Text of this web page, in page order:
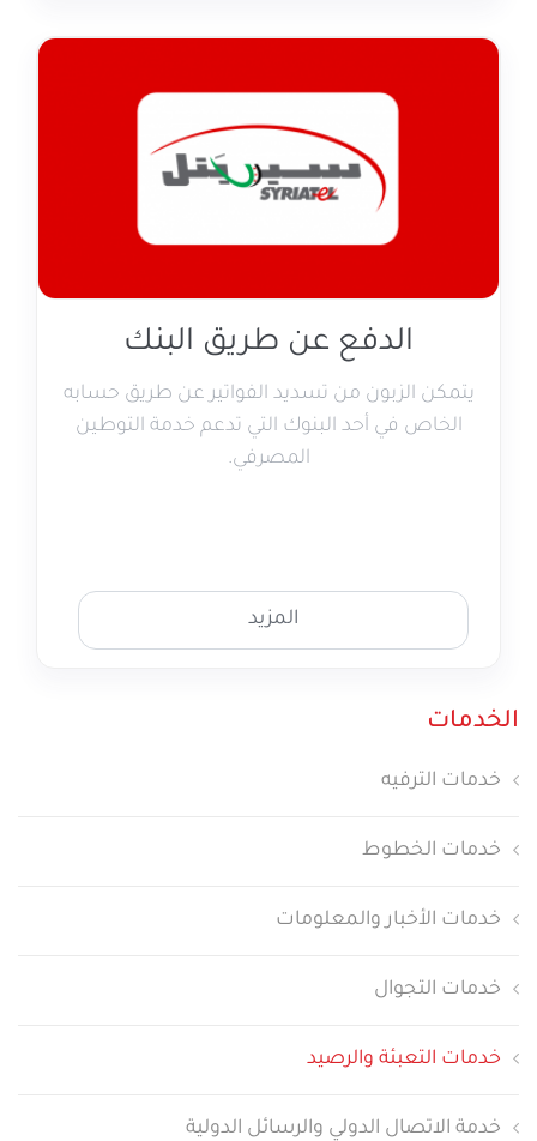
الخدمات
خدمات الترفيه
خدمات الخطوط
خدمات الأخبار والمعلومات
خدمات التجوال
خدمات التعبئة والرصيد
خدمة الاتصال الدولي والرسائل الدولية
الدفع عن طريق البنك
يتمكن الزبون من تسديد الفواتير عن طريق حسابه
الخاص في أحد البنوك التي تدعم خدمة التوطين
المصرفي.
المزيد